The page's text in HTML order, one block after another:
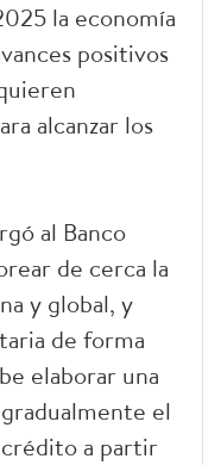
la economía
positivos
alcanzar los
al Banco
de cerca la
y global, y
de forma
elaborar una
el
a partir